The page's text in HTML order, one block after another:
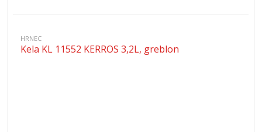
HRNEC
Kela KL 11552 KERROS 3,2L, greblon